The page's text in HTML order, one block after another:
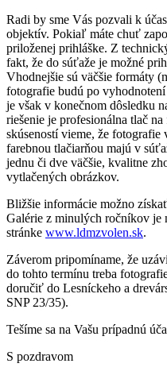
Radi by sme Vás pozvali k
objektív. Pokiaľ máte chuť
priloženej prihláške. Z
fakt, že do súťaže je možné
Vhodnejšie sú väčšie formáty
fotografie budú po
je však v konečnom dôsledku
riešenie je profesionálna tlač
skúseností vieme, že fotografie
farebnou tlačiarňou majú v
jednu či dve väčšie, kvalitne
vytlačených obrázkov.
Bližšie informácie možno
Galérie z minulých ročníkov je
stránke www.ldmzvolen.sk.
Záverom pripomíname, že
do tohto termínu treba
doručiť do Lesníckeho a
SNP 23/35).
Tešíme sa na Vašu prípadnú
S pozdravom